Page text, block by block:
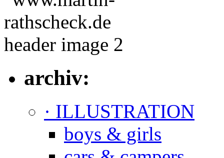
archiv:
· ILLUSTRATION
boys & girls